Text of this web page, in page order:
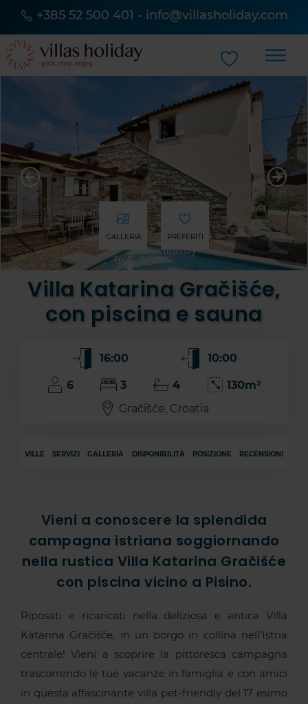
+385 52 500 401 - info@villasholiday.com
GALLERIA PREFERITI
Villa Katarina Gračišće,
con piscina e sauna
16:00 10:00
6 3 4
130m²
Gračišće, Croatia
VILLE SERVIZI GALLERIA DISPONIBILITÀ POSIZIONE RECENSIONI
Vieni a conoscere la splendida
campagna istriana soggiornando
nella rustica Villa Katarina Gračišće
con piscina vicino a Pisino.
Riposati e ricaricati nella deliziosa e antica Villa
Katarina Gračišće, in un borgo in collina nell’Istria
centrale! Vieni a scoprire la pittoresca campagna
trascorrendo le tue vacanze in famiglia e con amici
in questa affascinante villa pet-friendly del 17 esimo